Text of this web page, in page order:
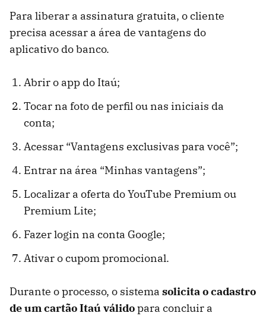
Para liberar a assinatura gratuita, o cliente
precisa acessar a área de vantagens do
aplicativo do banco.
Abrir o app do Itaú;
Tocar na foto de perfil ou nas iniciais da
conta;
Acessar “Vantagens exclusivas para você”;
Entrar na área “Minhas vantagens”;
Localizar a oferta do YouTube Premium ou
Premium Lite;
Fazer login na conta Google;
Ativar o cupom promocional.
Durante o processo, o sistema solicitaocadastro
de um cartão Itaú válidopara concluir a